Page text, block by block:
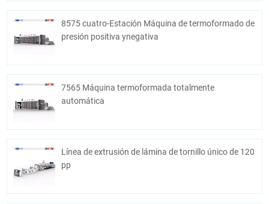
8575 cuatro-Estación Máquina de termoformado de
presión positiva ynegativa
7565 Máquina termoformada totalmente
automática
Línea de extrusión de lámina de tornillo único de 120
pp